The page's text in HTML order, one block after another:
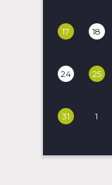
17 18
24 25
31 1